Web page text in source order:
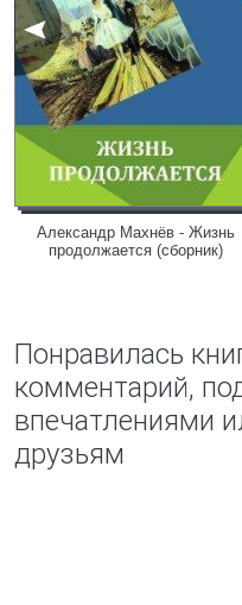
Александр Махнёв - Жизнь
продолжается (сборник)
Понравилась
комментарий,
впечатлениями
друзьям